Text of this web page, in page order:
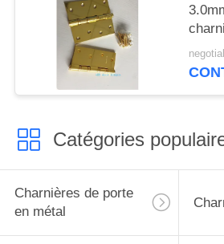
Catégories
Charnières de porte
en métal